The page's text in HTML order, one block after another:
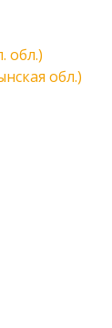
обл.)
обл.)